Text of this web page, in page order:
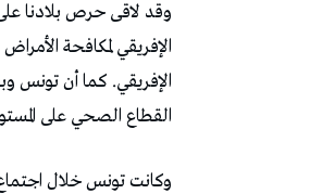
وقد لاقى حرص بلادنا
الإفريقي لمكافحة
الإفريقي. كما أن تونس
القطاع الصحي على
وكانت تونس خلال اجتماع